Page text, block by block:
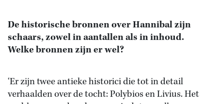
De historische bronnen over Hannibal zijn
schaars, zowel in aantallen als in inhoud.
Welke bronnen zijn er wel?
‘Er zijn twee antieke historici die tot in detail
verhaalden over de tocht: Polybios en Livius. Het